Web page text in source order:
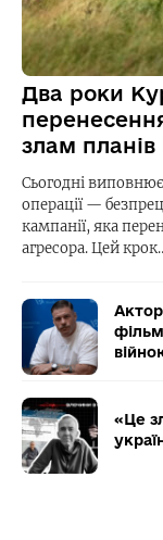
Два роки
злам
Сьогодні
операції —
кампанії, яка
агресора. Цей
«Це